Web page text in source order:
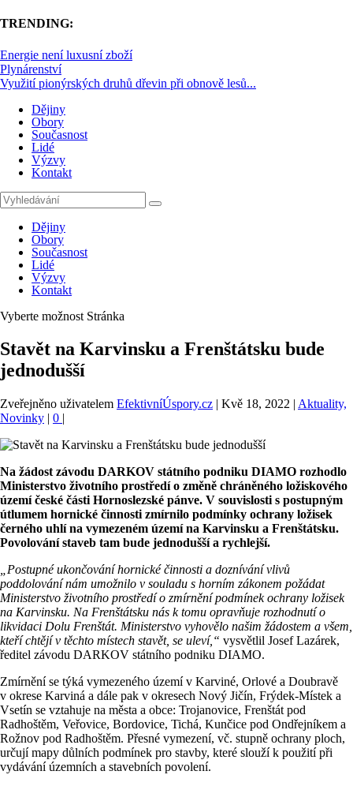
TRENDING:
Energie není luxusní zboží
Plynárenství
Využití pionýrských druhů dřevin při obnově lesů...
Dějiny
Obory
Současnost
Lidé
Výzvy
Kontakt
Dějiny
Obory
Současnost
Lidé
Výzvy
Kontakt
Vyberte možnost Stránka
Stavět na Karvinsku a Frenštátsku bude
jednodušší
Zveřejněno uživatelem EfektivníÚspory.cz | Kvě 18, 2022 | Aktuality,
Novinky | 0 |
Na žádost závodu DARKOV státního podniku DIAMO rozhodlo
Ministerstvo životního prostředí o změně chráněného ložiskového
území české části Hornoslezské pánve. V souvislosti s postupným
útlumem hornické činnosti zmírnilo podmínky ochrany ložisek
černého uhlí na vymezeném území na Karvinsku a Frenštátsku.
Povolování staveb tam bude jednodušší a rychlejší.
„Postupné ukončování hornické činnosti a doznívání vlivů
poddolování nám umožnilo v souladu s horním zákonem požádat
Ministerstvo životního prostředí o zmírnění podmínek ochrany ložisek
na Karvinsku. Na Frenštátsku nás k tomu opravňuje rozhodnutí o
likvidaci Dolu Frenštát. Ministerstvo vyhovělo našim žádostem a všem,
kteří chtějí v těchto místech stavět, se uleví,“ vysvětlil Josef Lazárek,
ředitel závodu DARKOV státního podniku DIAMO.
Zmírnění se týká vymezeného území v Karviné, Orlové a Doubravě
v okrese Karviná a dále pak v okresech Nový Jičín, Frýdek-Místek a
Vsetín se vztahuje na města a obce: Trojanovice, Frenštát pod
Radhoštěm, Veřovice, Bordovice, Tichá, Kunčice pod Ondřejníkem a
Rožnov pod Radhoštěm. Přesné vymezení, vč. stupně ochrany ploch,
určují mapy důlních podmínek pro stavby, které slouží k použití při
vydávání územních a stavebních povolení.